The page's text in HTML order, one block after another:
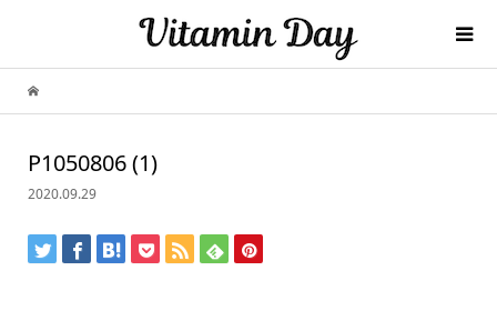
P1050806 (1)
2020.09.29